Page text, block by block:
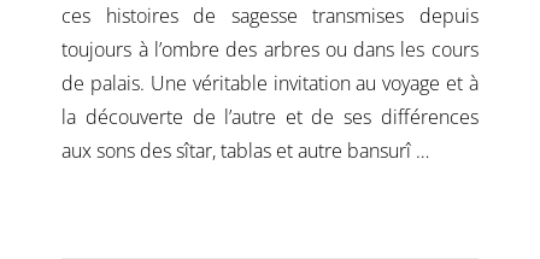
ces histoires de sagesse transmises depuis
toujours à l’ombre des arbres ou dans les cours
de palais. Une véritable invitation au voyage et à
la découverte de l’autre et de ses différences
aux sons des sîtar, tablas et autre bansurî …